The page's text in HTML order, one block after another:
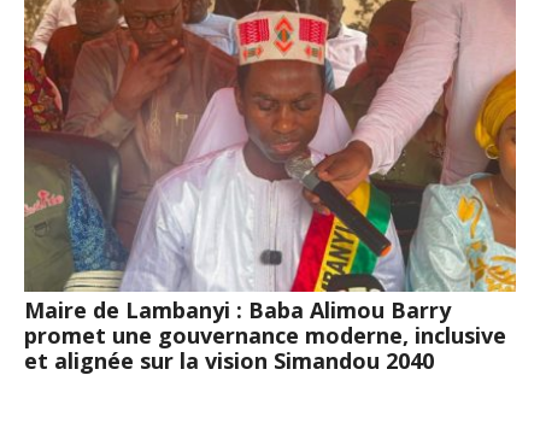
Maire de Lambanyi : Baba Alimou Barry
promet une gouvernance moderne, inclusive
et alignée sur la vision Simandou 2040